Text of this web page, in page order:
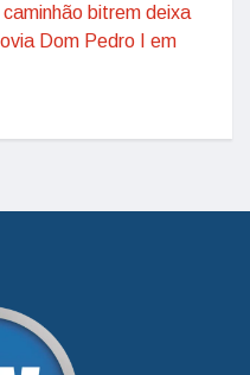
bitrem deixa
Dom Pedro I em